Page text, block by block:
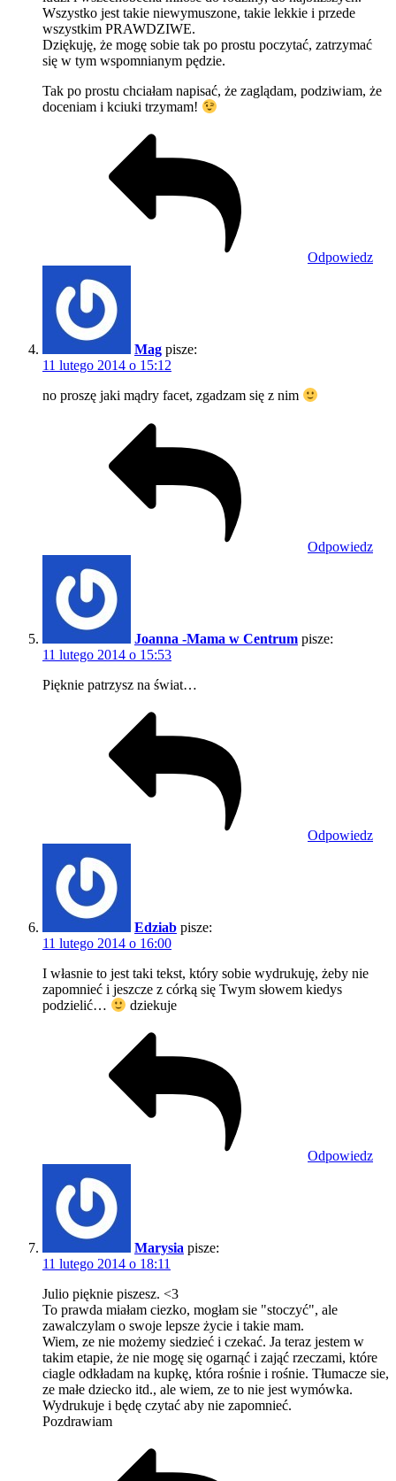
Wszystko jest takie niewymuszone, takie lekkie i przede
wszystkim PRAWDZIWE.
Dziękuję, że mogę sobie tak po prostu poczytać, zatrzymać
się w tym wspomnianym pędzie.
Tak po prostu chciałam napisać, że zaglądam, podziwiam, że
doceniam i kciuki trzymam!
Odpowiedz
Mag pisze:
11 lutego 2014 o 15:12
no proszę jaki mądry facet, zgadzam się z nim
Odpowiedz
Joanna -Mama w Centrum pisze:
11 lutego 2014 o 15:53
Pięknie patrzysz na świat…
Odpowiedz
Edziab pisze:
11 lutego 2014 o 16:00
I własnie to jest taki tekst, który sobie wydrukuję, żeby nie
zapomnieć i jeszcze z córką się Twym słowem kiedys
podzielić…
dziekuje
Odpowiedz
Marysia pisze:
11 lutego 2014 o 18:11
Julio pięknie piszesz. <3
To prawda miałam ciezko, mogłam sie "stoczyć", ale
zawalczylam o swoje lepsze życie i takie mam.
Wiem, ze nie możemy siedzieć i czekać. Ja teraz jestem w
takim etapie, że nie mogę się ogarnąć i zająć rzeczami, które
ciagle odkładam na kupkę, która rośnie i rośnie. Tłumacze sie,
ze małe dziecko itd., ale wiem, ze to nie jest wymówka.
Wydrukuje i będę czytać aby nie zapomnieć.
Pozdrawiam